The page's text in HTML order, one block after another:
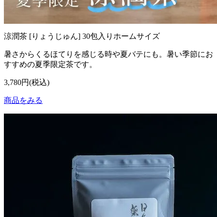
涼潤茶 [りょうじゅん] 30包入りホームサイズ
暑さからくるほてりを感じる時や夏バテにも。暑い季節にお
すすめの夏季限定茶です。
3,780円(税込)
商品をみる